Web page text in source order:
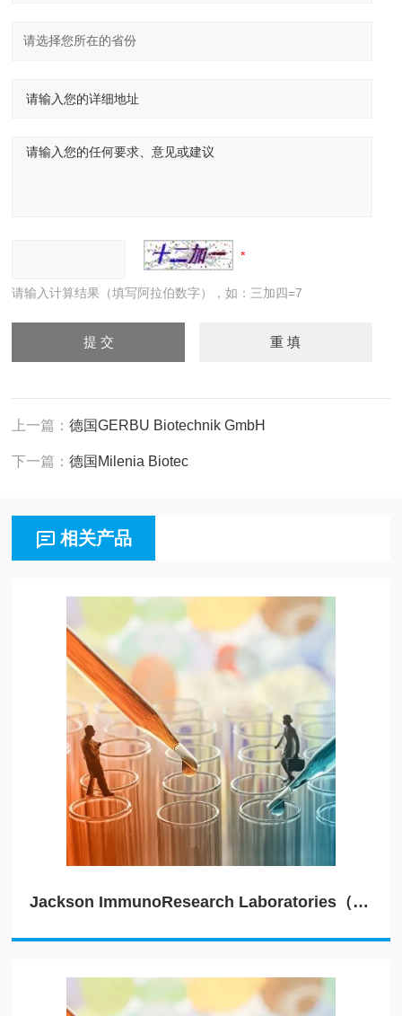
请输入计算结果（填写阿拉伯数字），如：三加四=7
上一篇：德国GERBU Biotechnik GmbH
下一篇：德国Milenia Biotec
相关产品
Jackson ImmunoResearch Laboratories（JIRL）